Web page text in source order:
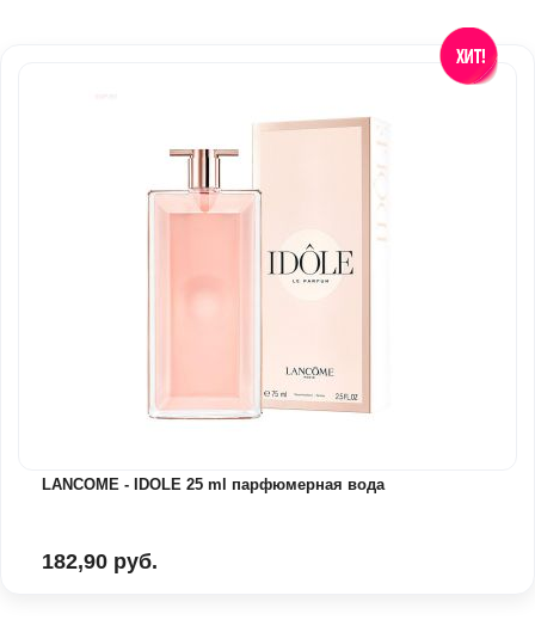
LANCOME - IDOLE 25 ml парфюмерная вода
182,90 руб.